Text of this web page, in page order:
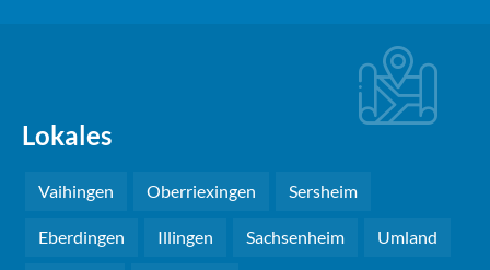
Lokales
Vaihingen Oberriexingen Sersheim
Eberdingen Illingen Sachsenheim Umland